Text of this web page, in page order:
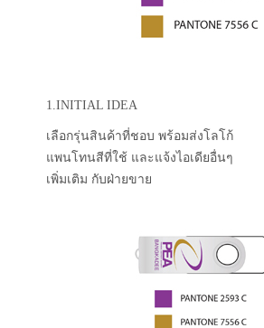
1.INITIAL IDEA
เลือกรุ่นสินค้าที่ชอบ พร้อมส่งโลโก้
แพนโทนสีที่ใช้ และแจ้งไอเดียอื่นๆ
เพิ่มเติม กับฝ่ายขาย